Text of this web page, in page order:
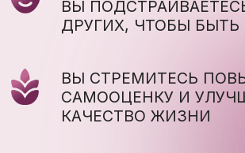
НЕСЧАСТНОЙ ВНУТРИ СЕБЯ
ЧТО ВЫ ВЫБИРЕТЕ